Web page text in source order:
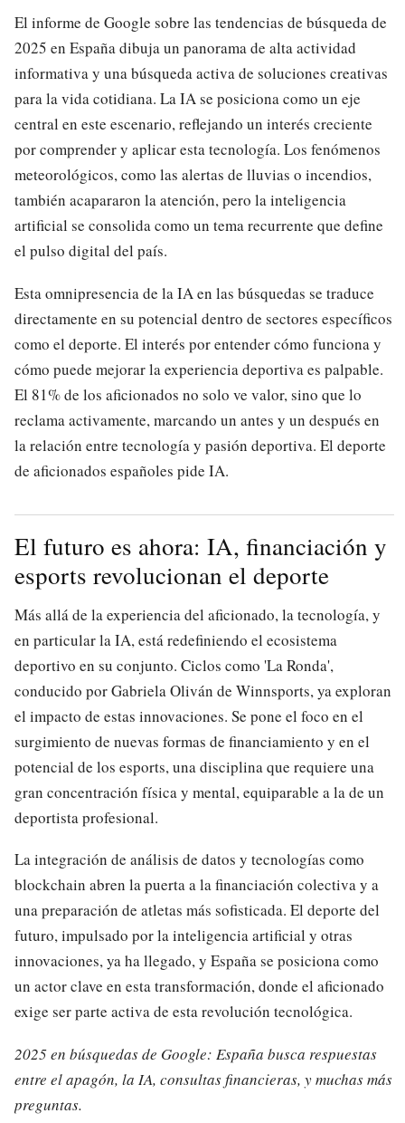
El informe de Google sobre las tendencias de búsqueda de
2025 en España dibuja un panorama de alta actividad
informativa y una búsqueda activa de soluciones creativas
para la vida cotidiana. La IA se posiciona como un eje
central en este escenario, reflejando un interés creciente
por comprender y aplicar esta tecnología. Los fenómenos
meteorológicos, como las alertas de lluvias o incendios,
también acapararon la atención, pero la inteligencia
artificial se consolida como un tema recurrente que define
el pulso digital del país.
Esta omnipresencia de la IA en las búsquedas se traduce
directamente en su potencial dentro de sectores específicos
como el deporte. El interés por entender cómo funciona y
cómo puede mejorar la experiencia deportiva es palpable.
El 81% de los aficionados no solo ve valor, sino que lo
reclama activamente, marcando un antes y un después en
la relación entre tecnología y pasión deportiva. El deporte
de aficionados españoles pide IA.
El futuro es ahora: IA, financiación y
esports revolucionan el deporte
Más allá de la experiencia del aficionado, la tecnología, y
en particular la IA, está redefiniendo el ecosistema
deportivo en su conjunto. Ciclos como 'La Ronda',
conducido por Gabriela Oliván de Winnsports, ya exploran
el impacto de estas innovaciones. Se pone el foco en el
surgimiento de nuevas formas de financiamiento y en el
potencial de los esports, una disciplina que requiere una
gran concentración física y mental, equiparable a la de un
deportista profesional.
La integración de análisis de datos y tecnologías como
blockchain abren la puerta a la financiación colectiva y a
una preparación de atletas más sofisticada. El deporte del
futuro, impulsado por la inteligencia artificial y otras
innovaciones, ya ha llegado, y España se posiciona como
un actor clave en esta transformación, donde el aficionado
exige ser parte activa de esta revolución tecnológica.
2025 en búsquedas de Google: España busca respuestas
entre el apagón, la IA, consultas financieras, y muchas más
preguntas.